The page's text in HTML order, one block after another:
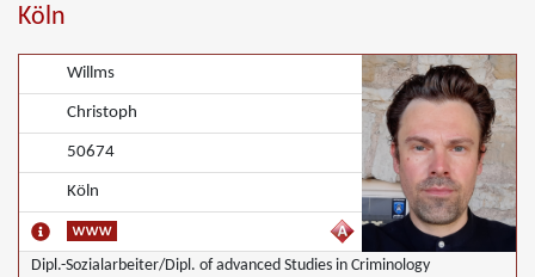
Köln
Willms
Christoph
50674
Köln
Dipl.-Sozialarbeiter/Dipl. of advanced Studies in Criminology